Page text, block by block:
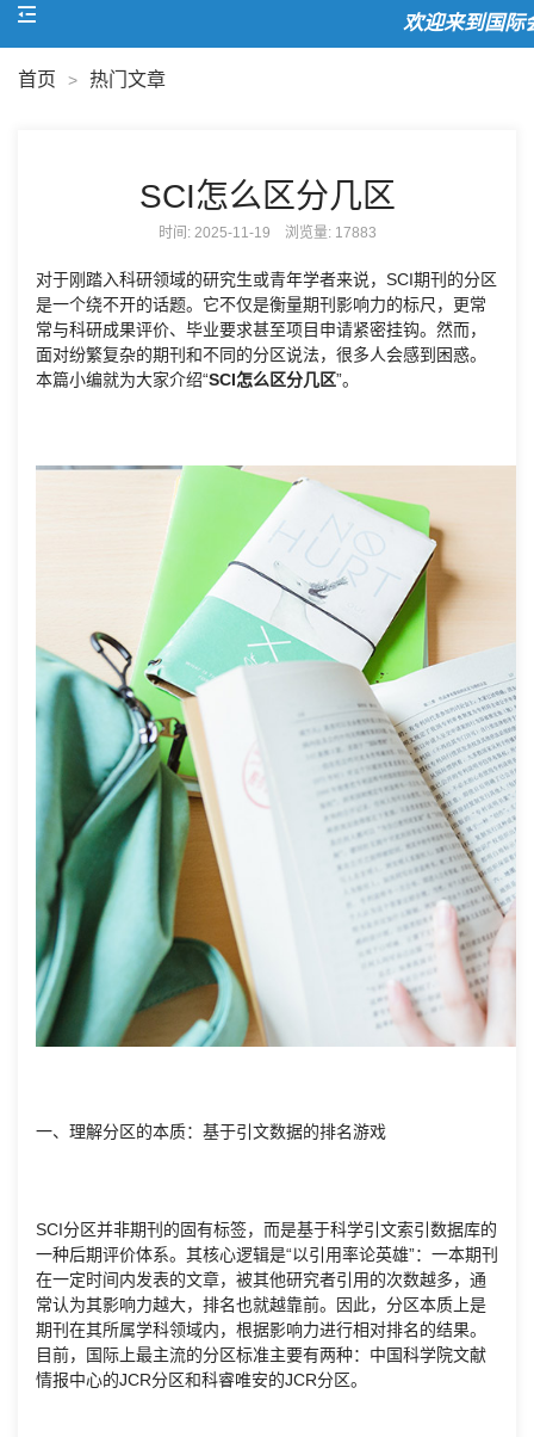
欢迎来到国际会
首页 > 热门文章
SCI怎么区分几区
时间: 2025-11-19 浏览量: 17883
对于刚踏入科研领域的研究生或青年学者来说，SCI期刊的分区
是一个绕不开的话题。它不仅是衡量期刊影响力的标尺，更常
常与科研成果评价、毕业要求甚至项目申请紧密挂钩。然而，
面对纷繁复杂的期刊和不同的分区说法，很多人会感到困惑。
本篇小编就为大家介绍“SCI怎么区分几区”。
一、理解分区的本质：基于引文数据的排名游戏
SCI分区并非期刊的固有标签，而是基于科学引文索引数据库的
一种后期评价体系。其核心逻辑是“以引用率论英雄”：一本期刊
在一定时间内发表的文章，被其他研究者引用的次数越多，通
常认为其影响力越大，排名也就越靠前。因此，分区本质上是
期刊在其所属学科领域内，根据影响力进行相对排名的结果。
目前，国际上最主流的分区标准主要有两种：中国科学院文献
情报中心的JCR分区和科睿唯安的JCR分区。